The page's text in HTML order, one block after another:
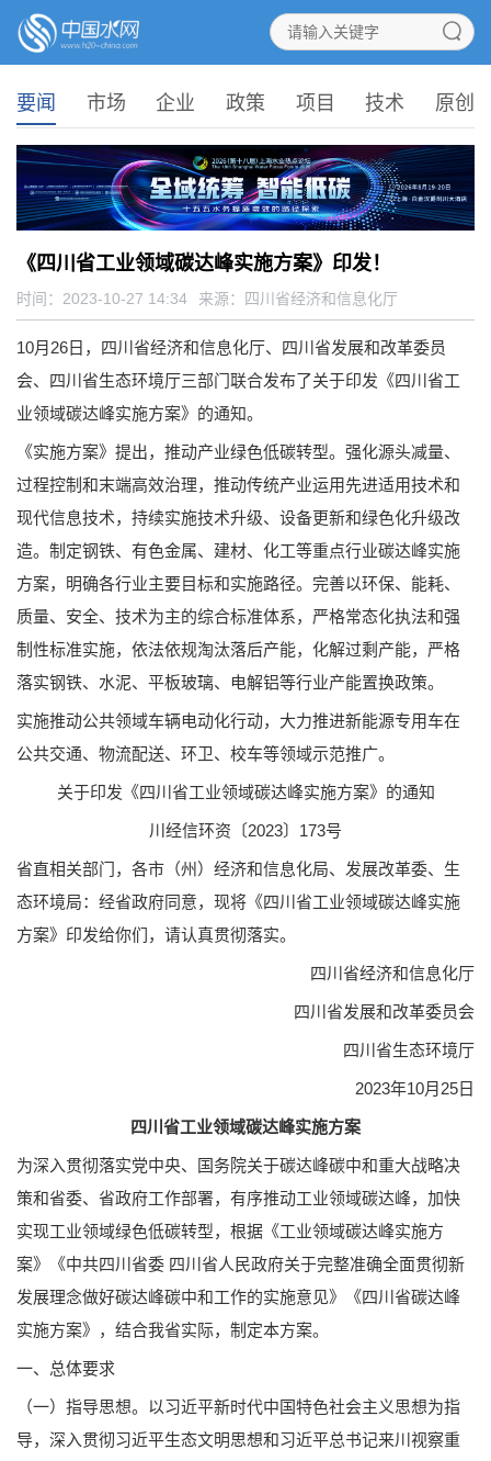
要闻 市场 企业 政策 项目 技术 原创
《四川省工业领域碳达峰实施方案》​印发！
时间：2023-10-27 14:34 来源： 四川省经济和信息化厅
10月26日，四川省经济和信息化厅、四川省发展和改革委员
会、四川省生态环境厅三部门联合发布了关于印发《四川省工
业领域碳达峰实施方案》的通知。
《实施方案》提出，推动产业绿色低碳转型。强化源头减量、
过程控制和末端高效治理，推动传统产业运用先进适用技术和
现代信息技术，持续实施技术升级、设备更新和绿色化升级改
造。制定钢铁、有色金属、建材、化工等重点行业碳达峰实施
方案，明确各行业主要目标和实施路径。完善以环保、能耗、
质量、安全、技术为主的综合标准体系，严格常态化执法和强
制性标准实施，依法依规淘汰落后产能，化解过剩产能，严格
落实钢铁、水泥、平板玻璃、电解铝等行业产能置换政策。
实施推动公共领域车辆电动化行动，大力推进新能源专用车在
公共交通、物流配送、环卫、校车等领域示范推广。
关于印发《四川省工业领域碳达峰实施方案》的通知
川经信环资〔2023〕173号
省直相关部门，各市（州）经济和信息化局、发展改革委、生
态环境局：经省政府同意，现将《四川省工业领域碳达峰实施
方案》印发给你们，请认真贯彻落实。
四川省经济和信息化厅
四川省发展和改革委员会
四川省生态环境厅
2023年10月25日
四川省工业领域碳达峰实施方案
为深入贯彻落实党中央、国务院关于碳达峰碳中和重大战略决
策和省委、省政府工作部署，有序推动工业领域碳达峰，加快
实现工业领域绿色低碳转型，根据《工业领域碳达峰实施方
案》《中共四川省委 四川省人民政府关于完整准确全面贯彻新
发展理念做好碳达峰碳中和工作的实施意见》《四川省碳达峰
实施方案》，结合我省实际，制定本方案。
一、总体要求
（一）指导思想。以习近平新时代中国特色社会主义思想为指
导，深入贯彻习近平生态文明思想和习近平总书记来川视察重